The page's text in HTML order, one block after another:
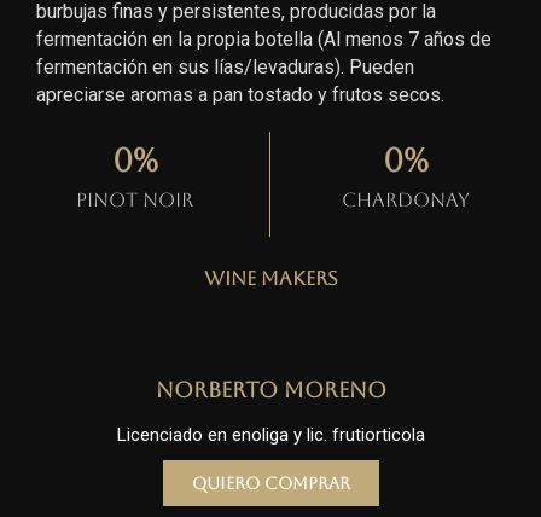
burbujas finas y persistentes, producidas por la
fermentación en la propia botella (Al menos 7 años de
fermentación en sus lías/levaduras). Pueden
apreciarse aromas a pan tostado y frutos secos.
Pinot Noir
0%
Chardonay
0%
Wine Makers
Norberto Moreno
Licenciado en enoliga y lic. frutiorticola
Quiero comprar